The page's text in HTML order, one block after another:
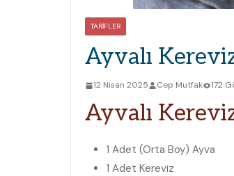
TARIFLER
Ayvalı
12 Nisan 2025 Cep Mutfak 172
Ayvalı
1 Adet (Orta Boy) Ayva
1 Adet Kereviz